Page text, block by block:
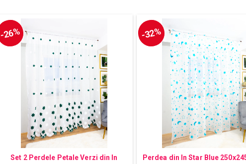
-26%
Set 2 Perdele Petale Verzi din In
-32%
Perdea din In Star Blue